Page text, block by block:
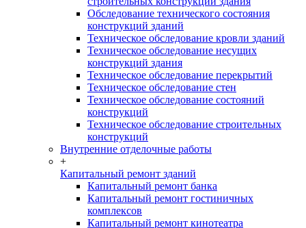
Обследование технического состояния
конструкций зданий
Техническое обследование кровли зданий
Техническое обследование несущих
конструкций здания
Техническое обследование перекрытий
Техническое обследование стен
Техническое обследование состояний
конструкций
Техническое обследование строительных
конструкций
Внутренние отделочные работы
+
Капитальный ремонт зданий
Капитальный ремонт банка
Капитальный ремонт гостиничных
комплексов
Капитальный ремонт кинотеатра